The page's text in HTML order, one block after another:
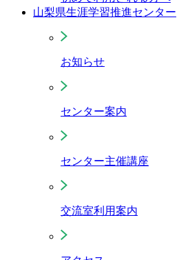
山梨県生涯学習推進センター
お知らせ
センター案内
センター主催講座
交流室利用案内